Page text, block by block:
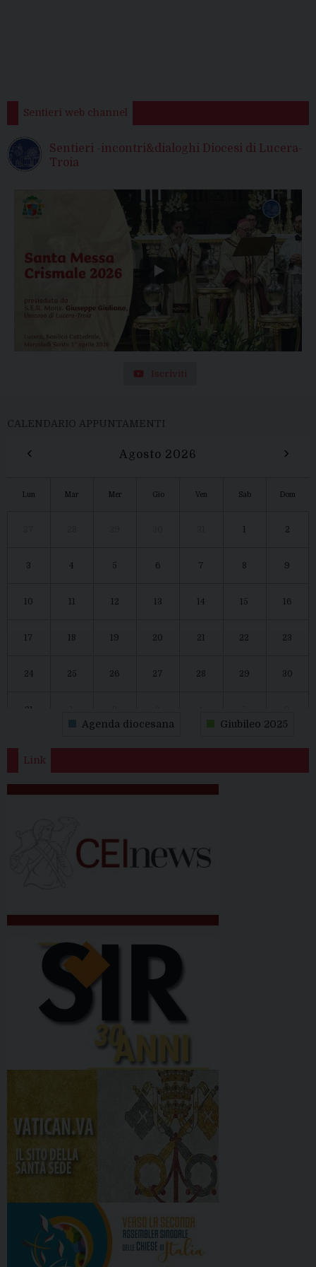
Sentieri web channel
Sentieri -incontri&dialoghi Diocesi di Lucera-
Troia
Iscriviti
CALENDARIO APPUNTAMENTI
‹ Agosto 2026 ›
Lun Mar Mer Gio Ven Sab Dom
1 2
3 4 5 6 7 8 9
10 11 12 13 14 15 16
17 18 19 20 21 22 23
24 25 26 27 28 29 30
31
Agenda diocesana Giubileo 2025
Link